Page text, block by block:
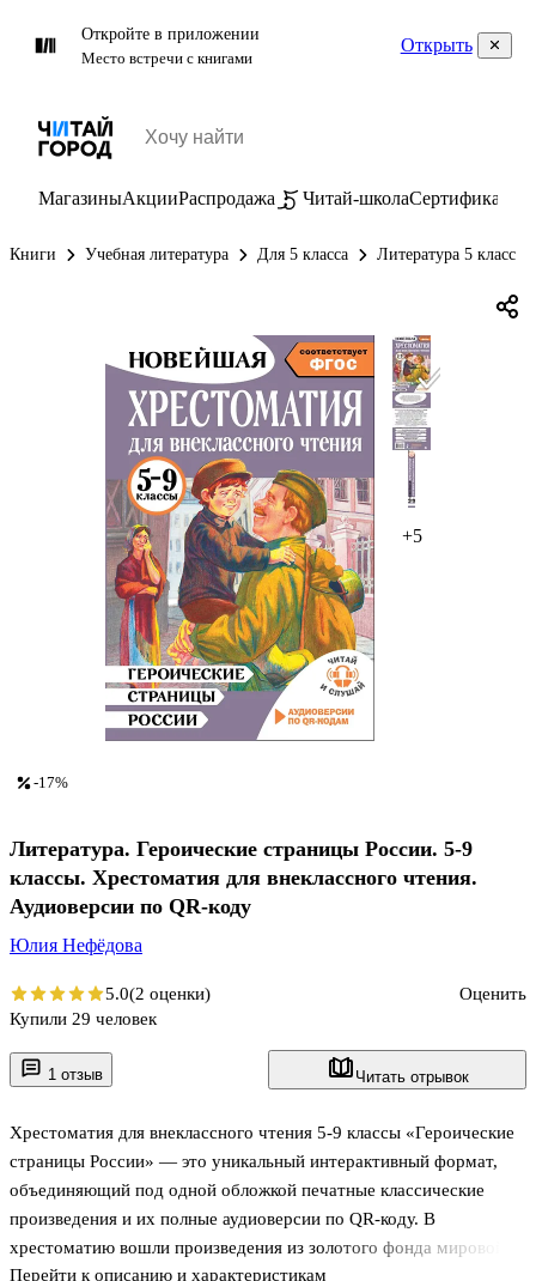
Откройте в приложении
Место встречи с книгами
Открыть
МагазиныАкцииРаспродажа Читай-школаСертификаты
Книги Учебная литература Для 5 класса Литература 5 класс
+5
1 отзыв Читать отрывок
Хрестоматия для внеклассного чтения 5-9 классы «Героические
страницы России» — это уникальный интерактивный формат,
объединяющий под одной обложкой печатные классические
произведения и их полные аудиоверсии по QR-коду. В
хрестоматию вошли произведения из золотого фонда мировой
литературы А.С. Пушкина, Л.Н. Толстого, К.М. Симонова, В.В.
Перейти к описанию и характеристикам
-17%
Литература. Героические страницы России. 5-9
классы. Хрестоматия для внеклассного чтения.
Аудиоверсии по QR-коду
Юлия Нефёдова
5.0(2 оценки)
Оценить
Купили 29 человек